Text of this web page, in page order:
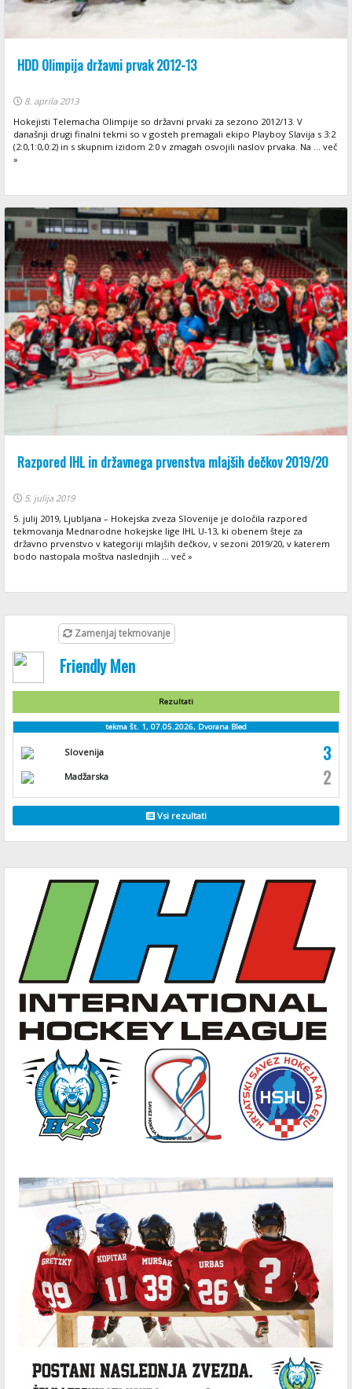
HDD Olimpija državni prvak 2012-13
8. aprila 2013
Hokejisti Telemacha Olimpije so državni prvaki za sezono 2012/13. V
današnji drugi finalni tekmi so v gosteh premagali ekipo Playboy Slavija s 3:2
(2:0,1:0,0:2) in s skupnim izidom 2:0 v zmagah osvojili naslov prvaka. Na ... več
»
Razpored IHL in državnega prvenstva mlajših dečkov 2019/20
5. julija 2019
5. julij 2019, Ljubljana – Hokejska zveza Slovenije je določila razpored
tekmovanja Mednarodne hokejske lige IHL U-13, ki obenem šteje za
državno prvenstvo v kategoriji mlajših dečkov, v sezoni 2019/20, v katerem
bodo nastopala moštva naslednjih ... več »
Zamenjaj tekmovanje
Friendly Men
Rezultati
tekma št. 1, 07.05.2026, Dvorana Bled
Slovenija 3
Madžarska 2
Vsi rezultati